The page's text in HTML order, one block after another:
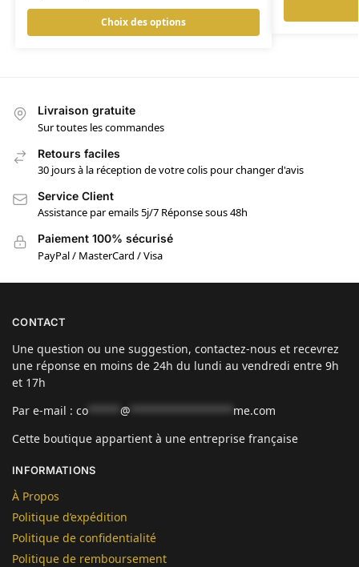
Choix des options
Livraison gratuite
Sur toutes les commandes
Retours faciles
30 jours à la réception de votre colis pour changer d'avis
Service Client
Assistance par emails 5j/7 Réponse sous 48h
Paiement 100% sécurisé
PayPal / MasterCard / Visa
CONTACT
Une question ou une suggestion, contactez-nous et recevrez
une réponse en moins de 24h du lundi au vendredi entre 9h
et 17h
Par e-mail : co @
me.com
Cette boutique appartient à une entreprise française
INFORMATIONS
À Propos
Politique d’expédition
Politique de confidentialité
Politique de remboursement